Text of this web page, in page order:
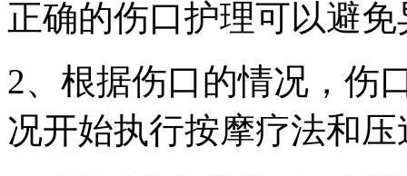
正确的伤口护理可以避
2、根据伤口的情况，伤
况开始执行按摩疗法和